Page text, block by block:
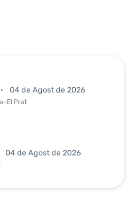
04 de Agost de 2026
El Prat
04 de Agost de 2026